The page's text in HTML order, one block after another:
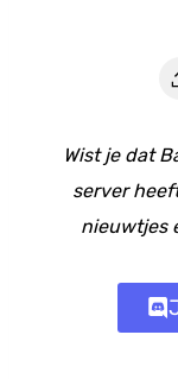
Wist je dat
server
nieuwtjes